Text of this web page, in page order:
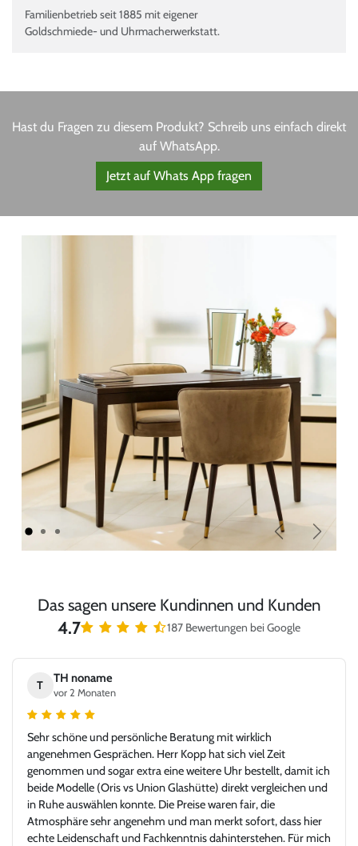
Familienbetrieb seit 1885 mit eigener
Goldschmiede- und Uhrmacherwerkstatt.
Hast du Fragen zu diesem Produkt? Schreib uns einfach direkt
auf WhatsApp.
Jetzt auf Whats App fragen
Zurück Weiter
Das sagen unsere Kundinnen und Kunden
4.7 187 Bewertungen bei Google
T
TH noname
vor 2 Monaten
Sehr schöne und persönliche Beratung mit wirklich
angenehmen Gesprächen. Herr Kopp hat sich viel Zeit
genommen und sogar extra eine weitere Uhr bestellt, damit ich
beide Modelle (Oris vs Union Glashütte) direkt vergleichen und
in Ruhe auswählen konnte. Die Preise waren fair, die
Atmosphäre sehr angenehm und man merkt sofort, dass hier
echte Leidenschaft und Fachkenntnis dahinterstehen. Für mich